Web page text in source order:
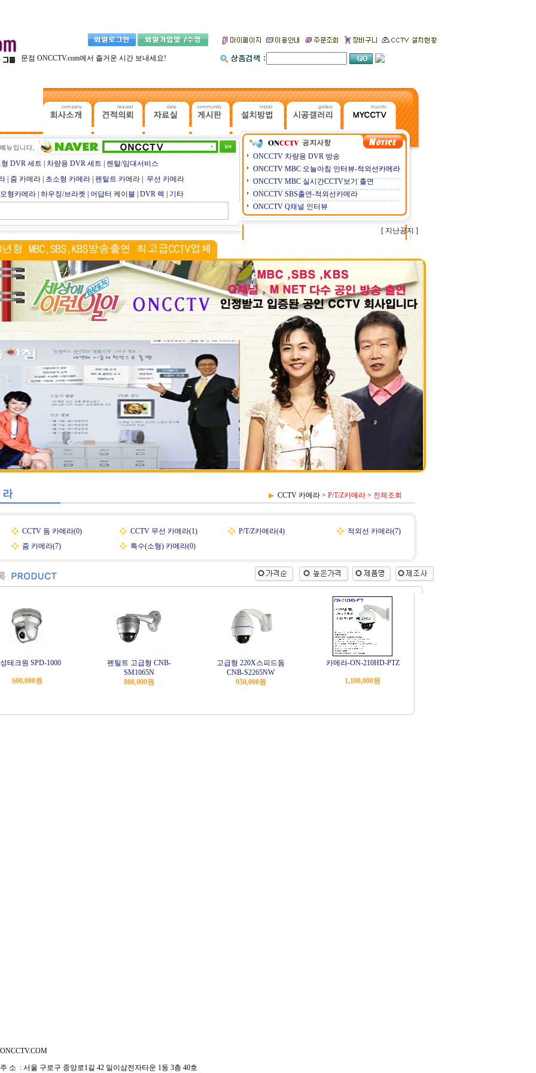
문점 ONCCTV.com에서 즐거운 시간 보내세요!
DVR 세트 차량용 DVR 세트
렌탈/임대서비스
| 줌 카메라| 초소형 카메라| 펜팉트 카메라|
무선 카메라
형카메라| 하우징/브라켓 어답터 케이블 DVR 렉 기타
ONCCTV 차량용 DVR 방송
ONCCTV MBC 오늘아침 인터뷰-적외선카메라
ONCCTV MBC 실시간CCTV보기 출연
ONCCTV SBS출연-적외선카메라
ONCCTV Q채널 인터뷰
[ 지난공지 ]
▶ CCTV 카메라> P/T/Z카메라> 전체조회
CCTV 돔 카메라(0) CCTV 무선 카메라(1) P/T/Z카메라(4)
적외선 카메라(7)
줌 카메라(7)
특수(소형) 카메라(0)
테크원 SPD-1000
600,000원
펜틸트 고급형 CNB-
SM1065N
800,000원
고급형 220X스피드돔
CNB-S2265NW
950,000원
카메라-ON-210HD-PTZ
1,100,000원
소 : 서울 구로구 중앙로1길 42 일이삼전자타운 1동 3층 40호